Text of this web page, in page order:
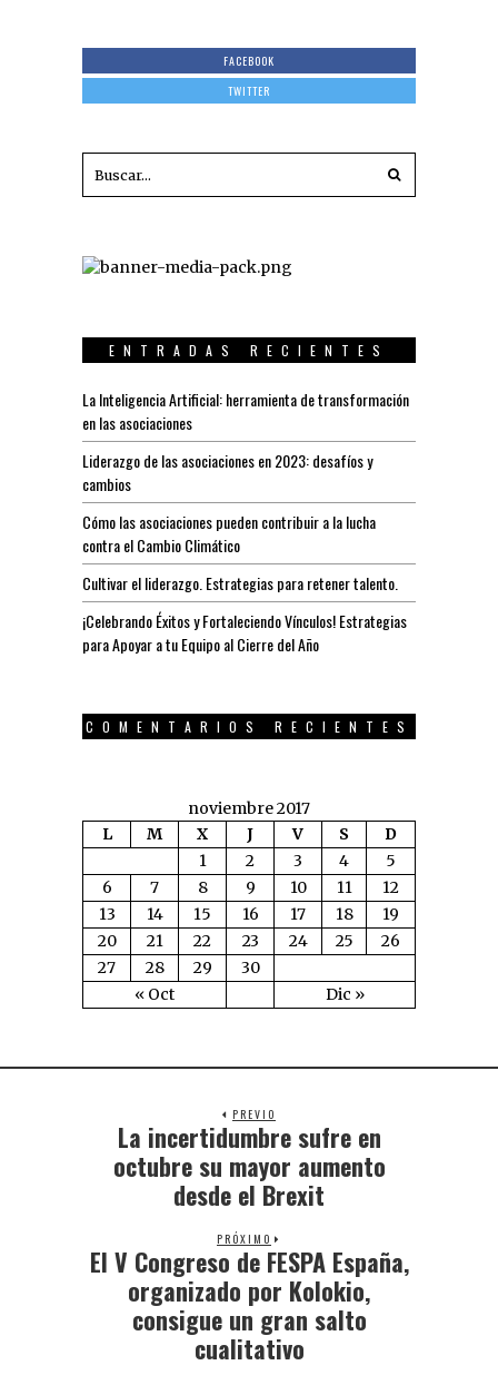
FACEBOOK
TWITTER
ENTRADAS RECIENTES
La Inteligencia Artificial: herramienta de transformación
en las asociaciones
Liderazgo de las asociaciones en 2023: desafíos y
cambios
Cómo las asociaciones pueden contribuir a la lucha
contra el Cambio Climático
Cultivar el liderazgo. Estrategias para retener talento.
¡Celebrando Éxitos y Fortaleciendo Vínculos! Estrategias
para Apoyar a tu Equipo al Cierre del Año
COMENTARIOS RECIENTES
noviembre 2017
L
M X J V S D
« Oct Dic »
1 2 3 4
5
6
7 8 9 10 11
12
13
14 15 16 17 18
19
20
21 22 23 24 25
26
27
28 29 30
PREVIO
La incertidumbre sufre en
octubre su mayor aumento
desde el Brexit
PRÓXIMO
El V Congreso de FESPA España,
organizado por Kolokio,
consigue un gran salto
cualitativo